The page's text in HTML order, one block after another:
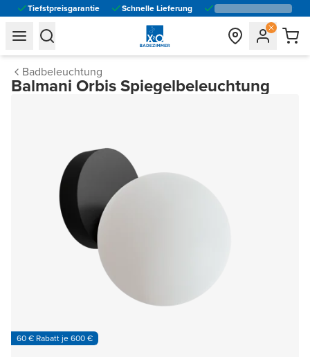
Tiefstpreisgarantie Schnelle Lieferung
general.navigation.toggle_menu.label
general.navigation.toggle_menu.label
Badbeleuchtung
Balmani Orbis Spiegelbeleuchtung
60 € Rabatt je 600 €